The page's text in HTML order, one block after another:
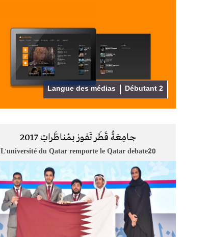
Langue des médias Débutant 2
جامِعَةُ قَطَر تَفوز بمُناظَراتِ 2017
L'université du Qatar remporte le Qatar debate20